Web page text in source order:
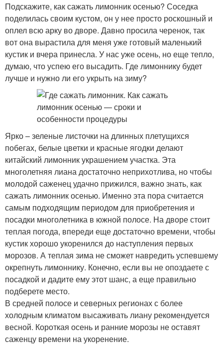
Подскажите, как сажать лимонник осенью? Соседка
поделилась своим кустом, он у нее просто роскошный и
оплел всю арку во дворе. Давно просила черенок, так
вот она вырастила для меня уже готовый маленький
кустик и вчера принесла. У нас уже осень, но еще тепло,
думаю, что успею его высадить. Где лимоннику будет
лучше и нужно ли его укрыть на зиму?
Ярко – зеленые листочки на длинных плетущихся
побегах, белые цветки и красные ягодки делают
китайский лимонник украшением участка. Эта
многолетняя лиана достаточно неприхотлива, но чтобы
молодой саженец удачно прижился, важно знать, как
сажать лимонник осенью. Именно эта пора считается
самым подходящим периодом для приобретения и
посадки многолетника в южной полосе. На дворе стоит
теплая погода, впереди еще достаточно времени, чтобы
кустик хорошо укоренился до наступления первых
морозов. А теплая зима не сможет навредить успевшему
окрепнуть лимоннику. Конечно, если вы не опоздаете с
посадкой и дадите ему этот шанс, а еще правильно
подберете место.
В средней полосе и северных регионах с более
холодным климатом высаживать лиану рекомендуется
весной. Короткая осень и ранние морозы не оставят
саженцу времени на укоренение.